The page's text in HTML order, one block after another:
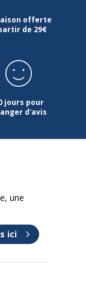
offerte
de 29€
jours pour
d'avis
une
ici